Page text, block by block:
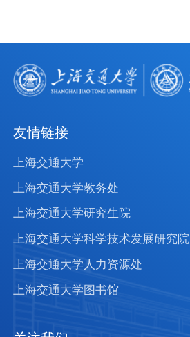
友情链接
上海交通大学
上海交通大学教务处
上海交通大学研究生院
上海交通大学科学技术发展研究院
上海交通大学人力资源处
上海交通大学图书馆